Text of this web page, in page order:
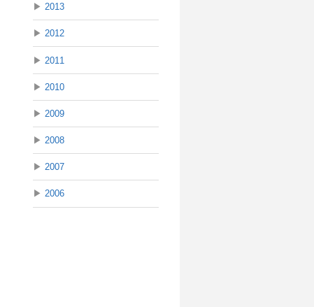
▶ 2013
▶ 2012
▶ 2011
▶ 2010
▶ 2009
▶ 2008
▶ 2007
▶ 2006